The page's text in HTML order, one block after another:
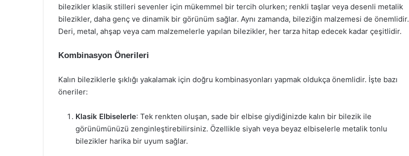
bilezikler klasik stilleri sevenler için mükemmel bir tercih olurken; renkli taşlar veya desenli metalik
bilezikler, daha genç ve dinamik bir görünüm sağlar. Aynı zamanda, bileziğin malzemesi de önemlidir.
Deri, metal, ahşap veya cam malzemelerle yapılan bilezikler, her tarza hitap edecek kadar çeşitlidir.
Kombinasyon Önerileri
Kalın bileziklerle şıklığı yakalamak için doğru kombinasyonları yapmak oldukça önemlidir. İşte bazı
öneriler:
Klasik Elbiselerle: Tek renkten oluşan, sade bir elbise giydiğinizde kalın bir bilezik ile
görünümünüzü zenginleştirebilirsiniz. Özellikle siyah veya beyaz elbiselerle metalik tonlu
bilezikler harika bir uyum sağlar.